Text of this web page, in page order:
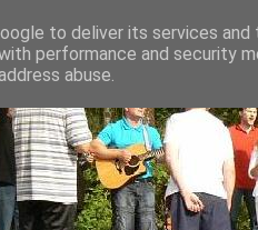
to deliver its services
performance and security
abuse.